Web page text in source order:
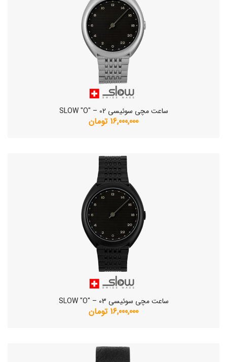
ساعت مچی سوئیسی SLOW "O" – 02
16,000,000 تومان
ساعت مچی سوئیسی SLOW "O" – 03
16,000,000 تومان